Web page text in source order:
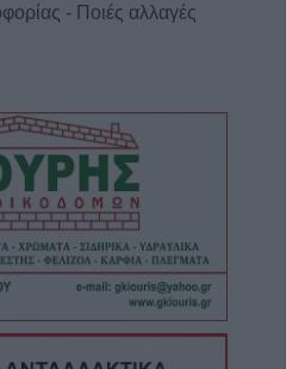
- Ποιές αλλαγές
η κηδεία του
την Κυριακή
ν. Καρδίτσας και
αισθήσεις του
σε οικισμό της